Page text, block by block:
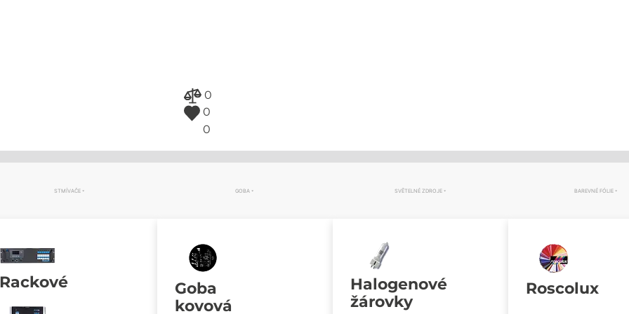
0
0
0
STMÍVAČE
Rackové
GOBA
Goba
kovová
SVĚTELNÉ ZDROJE
Halogenové
žárovky
BAREVNÉ FÓLIE
Roscolux